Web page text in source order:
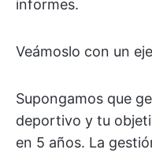
informes.
Veámoslo con un
Supongamos que
deportivo y tu
en 5 años. La